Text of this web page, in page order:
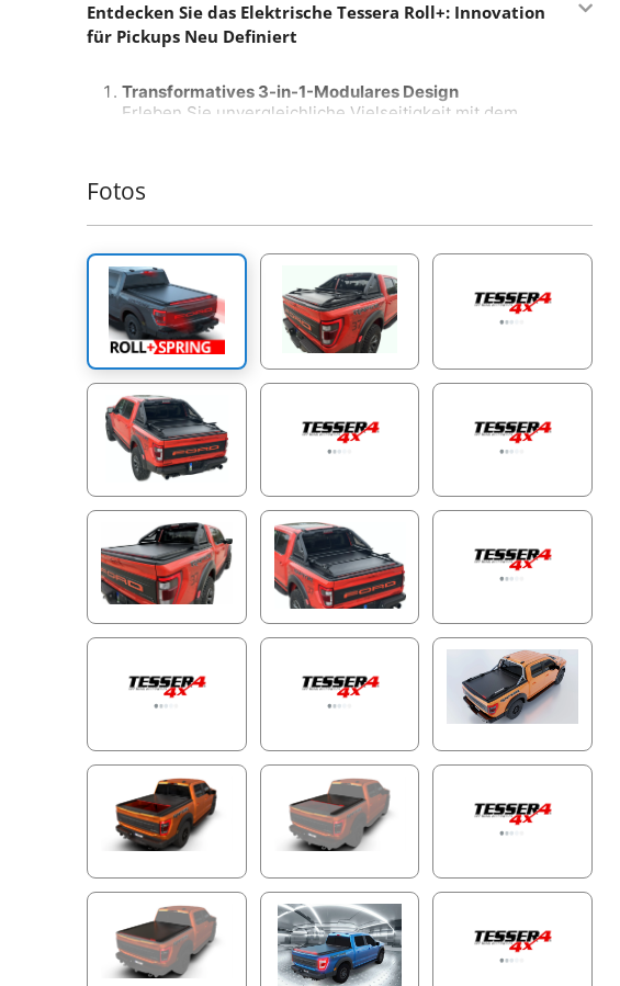
Entdecken Sie das Elektrische Tessera Roll+: Innovation
für Pickups Neu Definiert
Transformatives 3-in-1-Modulares Design
Erleben Sie unvergleichliche Vielseitigkeit mit dem
zurück – ohne das gesamte System austauschen zu
freizuschalten und einen neuen Standard in der globalen
4x4-Industrie zu setzen.
Intelligente Steuerplatine mit KI
Willkommen in der Zukunft der Rollabdeckungen mit der
KI-gesteuerten Steuerplatine von Tessera. Dieses
fortschrittliche System bietet Funktionen wie Auto-
Kalibrierung und proaktive Wartungsbenachrichtigungen
in Echtzeit – sei es Wasserblockade im Behälter,
Schmierbedarf der Seitenschienen oder Diagnosen von
Verkabelung und Motor. Wählen Sie aus vier praktischen
Betriebsmodi:
• Fernbedienung
• Mobile App Tessera Roll+
• Sprachbefehle
• Ein-Knopf-Bedienung für die hintere Lamelle
Fortschrittliche Integrierte LED-Beleuchtung
Verbessern Sie Sicht und Sicherheit mit dem innovativen
eingebauten elektrischen System des Tessera Roll+. Die
rote LED-Leiste dient als Bremslicht, Warnblinkleuchte,
weiße LED-Leiste über die gesamte Länge, einzigartig
auf der beweglichen Endlamelle positioniert, bewegt sich
nahtlos mit der Abdeckung und sorgt für eine
gleichmäßige und vollständige Beleuchtung der
Ladefläche bei Nacht, selbst bei voller Beladung.
Erweiterte Mobile App-Integration mit
Zukunftssicheren Updates
Übernehmen Sie die volle Kontrolle über Ihr Tessera
Roll+ mit der intuitiven mobilen App. Genießen Sie
Fotos